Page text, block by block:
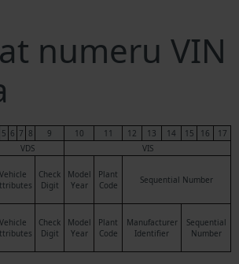
numeru VIN
5 6 7 8 9 10 11 12 13 14 15 16
17
VDS
VIS
Vehicle
Check
Digit
Model
Year
Plant
Code
Sequential Number
Vehicle
Check
Digit
Model
Year
Plant
Code
Manufacturer
Identifier
Sequential
Number